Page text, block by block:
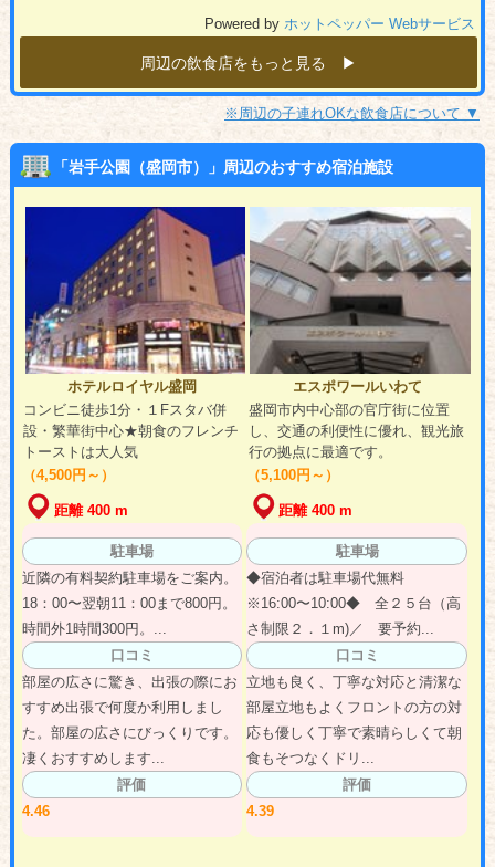
Powered by ホットペッパー Webサービス
周辺の飲食店をもっと見る ▶︎
※周辺の子連れOKな飲食店について ▼
「岩手公園（盛岡市）」周辺のおすすめ宿泊施設
ホテルロイヤル盛岡
コンビニ徒歩1分・１Fスタバ併
設・繁華街中心★朝食のフレンチ
トーストは大人気
（4,500円～）
距離 400 m
駐車場
近隣の有料契約駐車場をご案内。
18：00〜翌朝11：00まで800円。
時間外1時間300円。...
口コミ
部屋の広さに驚き、出張の際にお
すすめ出張で何度か利用しまし
た。部屋の広さにびっくりです。
凄くおすすめします...
評価
4.46
エスポワールいわて
盛岡市内中心部の官庁街に位置
し、交通の利便性に優れ、観光旅
行の拠点に最適です。
（5,100円～）
距離 400 m
駐車場
◆宿泊者は駐車場代無料
※16:00〜10:00◆ 全２５台（高
さ制限２．１m)／ 要予約...
口コミ
立地も良く、丁寧な対応と清潔な
部屋立地もよくフロントの方の対
応も優しく丁寧で素晴らしくて朝
食もそつなくドリ...
評価
4.39